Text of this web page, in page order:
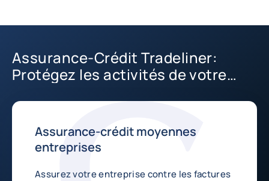
Assurance-Crédit Tradeliner:
Protégez les activités de votre
Assurance-crédit moyennes
entreprises
Assurez votre entreprise contre les factures